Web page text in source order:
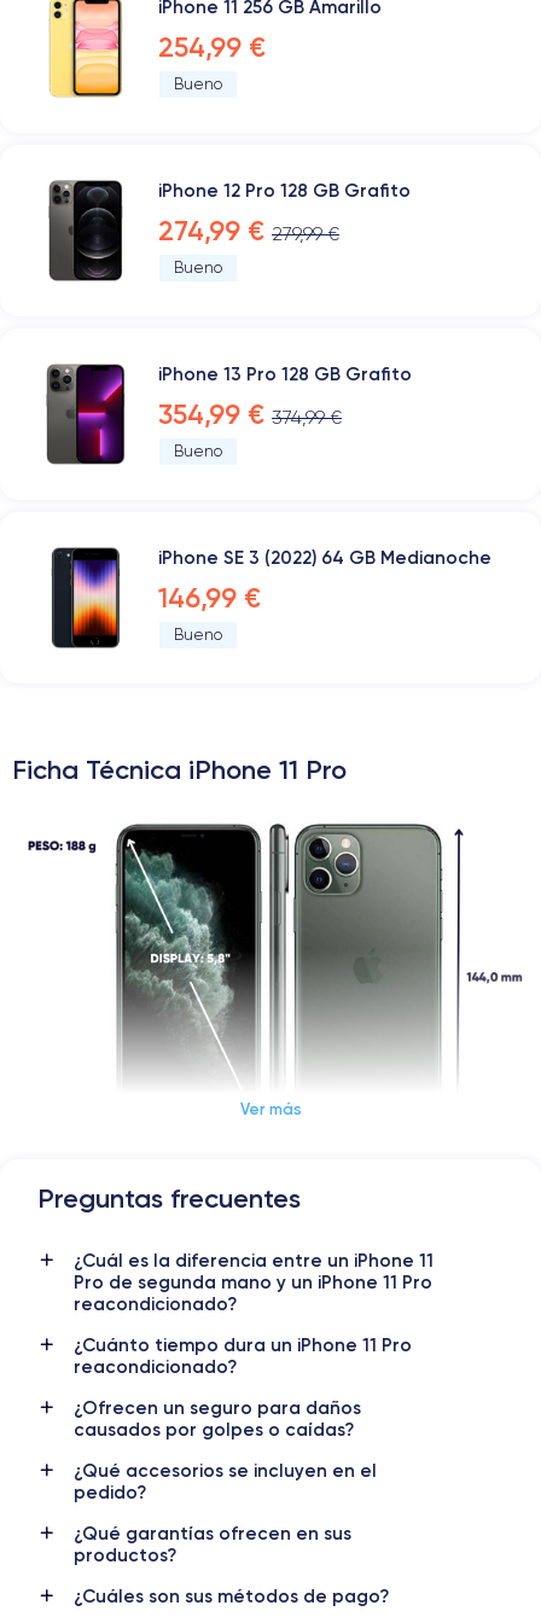
iPhone 11 256 GB Amarillo
254,99 €
Bueno
iPhone 12 Pro 128 GB Grafito
274,99 € 279,99 €
Bueno
iPhone 13 Pro 128 GB Grafito
354,99 € 374,99 €
Bueno
iPhone SE 3 (2022) 64 GB Medianoche
146,99 €
Bueno
Ficha Técnica iPhone 11 Pro
Dimensiones y Peso iPhone 11 Pro
Lanzamiento
10/09/2019
Sist. operativo
iOS (iOS 26)
Dimensiones
144×71.4×8.1 mm
Peso
Pantalla
OLED 5.8 pulgadas
Resol. pantalla
1125 x 2436 píxeles
Nombre CPU
Apple A13 Bionic 6
Ver más
Preguntas frecuentes
¿Cuál es la diferencia entre un iPhone 11
Pro de segunda mano y un iPhone 11 Pro
reacondicionado?
¿Cuánto tiempo dura un iPhone 11 Pro
reacondicionado?
¿Ofrecen un seguro para daños
causados por golpes o caídas?
¿Qué accesorios se incluyen en el
pedido?
¿Qué garantías ofrecen en sus
productos?
¿Cuáles son sus métodos de pago?